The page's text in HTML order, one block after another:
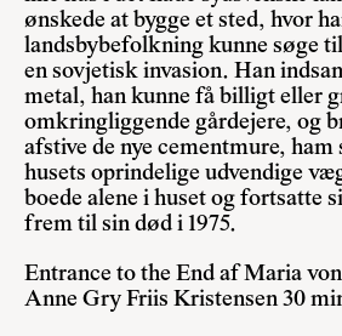
ønskede at bygge et sted, hvor
landsbybefolkning kunne søge
en sovjetisk invasion. Han
metal, han kunne få billigt eller
omkringliggende gårdejere, og
afstive de nye cementmure,
husets oprindelige udvendige
boede alene i huset og fortsatte
frem til sin død i 1975.
Entrance to the End af Maria
Anne Gry Friis Kristensen 30